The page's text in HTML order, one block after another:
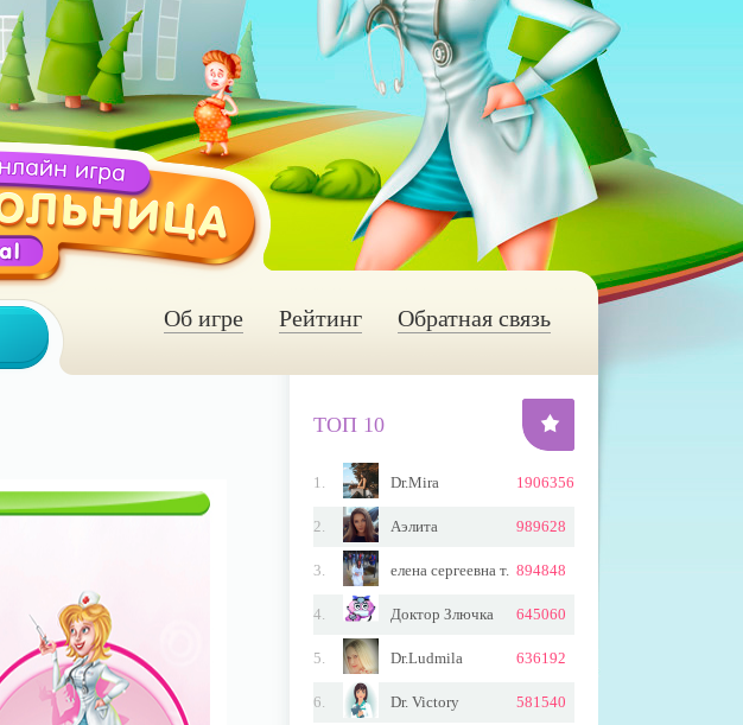
Об игре Рейтинг Обратная связь
ТОП 10
1. Dr.Mirа 1906356
2. Аэлита 989628
3. елена сергеевна т. 894848
4. Доктор Злючка 645060
5. Dr.Ludmila 636192
6. Dr. Victory 581540